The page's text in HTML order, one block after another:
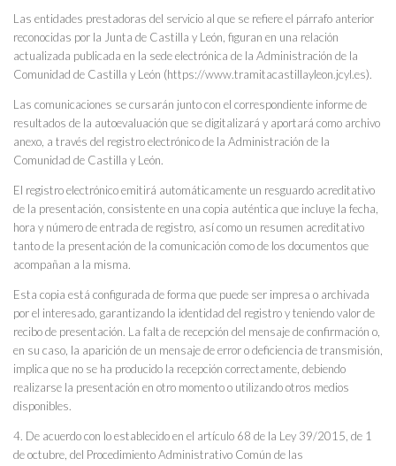
Las entidades prestadoras del servicio al que se refiere el párrafo anterior
reconocidas por la Junta de Castilla y León, figuran en una relación
actualizada publicada en la sede electrónica de la Administración de la
Comunidad de Castilla y León (https://www.tramitacastillayleon.jcyl.es).
Las comunicaciones se cursarán junto con el correspondiente informe de
resultados de la autoevaluación que se digitalizará y aportará como archivo
anexo, a través del registro electrónico de la Administración de la
Comunidad de Castilla y León.
El registro electrónico emitirá automáticamente un resguardo acreditativo
de la presentación, consistente en una copia auténtica que incluye la fecha,
hora y número de entrada de registro, así como un resumen acreditativo
tanto de la presentación de la comunicación como de los documentos que
acompañan a la misma.
Esta copia está configurada de forma que puede ser impresa o archivada
por el interesado, garantizando la identidad del registro y teniendo valor de
recibo de presentación. La falta de recepción del mensaje de confirmación o,
en su caso, la aparición de un mensaje de error o deficiencia de transmisión,
implica que no se ha producido la recepción correctamente, debiendo
realizarse la presentación en otro momento o utilizando otros medios
disponibles.
4. De acuerdo con lo establecido en el artículo 68 de la Ley 39/2015, de 1
de octubre, del Procedimiento Administrativo Común de las